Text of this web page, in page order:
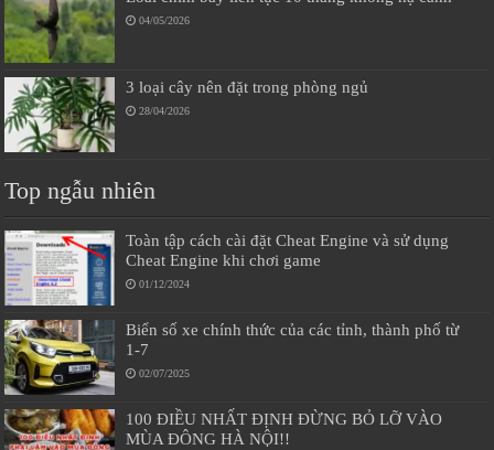
04/05/2026
3 loại cây nên đặt trong phòng ngủ
28/04/2026
Top ngẫu nhiên
Toàn tập cách cài đặt Cheat Engine và sử dụng
Cheat Engine khi chơi game
01/12/2024
Biển số xe chính thức của các tỉnh, thành phố từ
1-7
02/07/2025
100 ĐIỀU NHẤT ĐỊNH ĐỪNG BỎ LỠ VÀO
MÙA ĐÔNG HÀ NỘI!!